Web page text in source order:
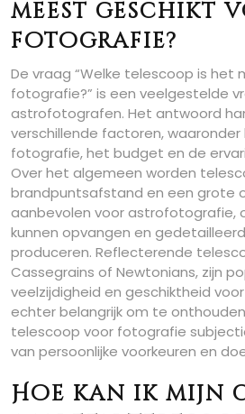
meest geschikt
fotografie?
De vraag “Welke telescoop is het
fotografie?” is een veelgestelde
astrofotografen. Het antwoord
verschillende factoren,
fotografie, het budget en de
Over het algemeen worden
brandpuntsafstand en een grote
aanbevolen voor astrofotografie,
kunnen opvangen en
produceren. Reflecterende
Cassegrains of Newtonians, zijn
veelzijdigheid en geschiktheid
echter belangrijk om te
telescoop voor fotografie
van persoonlijke voorkeuren en
Hoe kan ik mijn